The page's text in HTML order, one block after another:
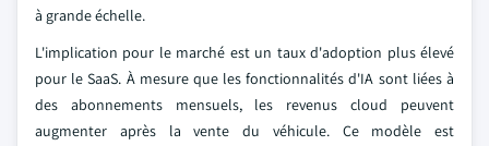
à grande échelle.
L'implication pour le marché est un taux d'adoption plus élevé
pour le SaaS. À mesure que les fonctionnalités d'IA sont liées à
des abonnements mensuels, les revenus cloud peuvent
augmenter après la vente du véhicule. Ce modèle est